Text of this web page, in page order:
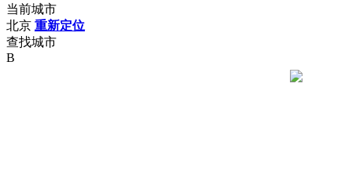
当前城市
北京 重新定位
查找城市
B